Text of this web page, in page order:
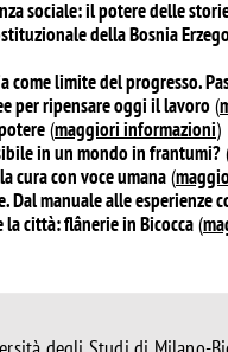
sociale: il potere delle
della Bosnia
come limite del progresso.
per ripensare oggi il lavoro(
(maggiori informazioni)
in un mondo in frantumi?
cura con voce umana(
Dal manuale alle esperienze
la città: flânerie in Bicocca(